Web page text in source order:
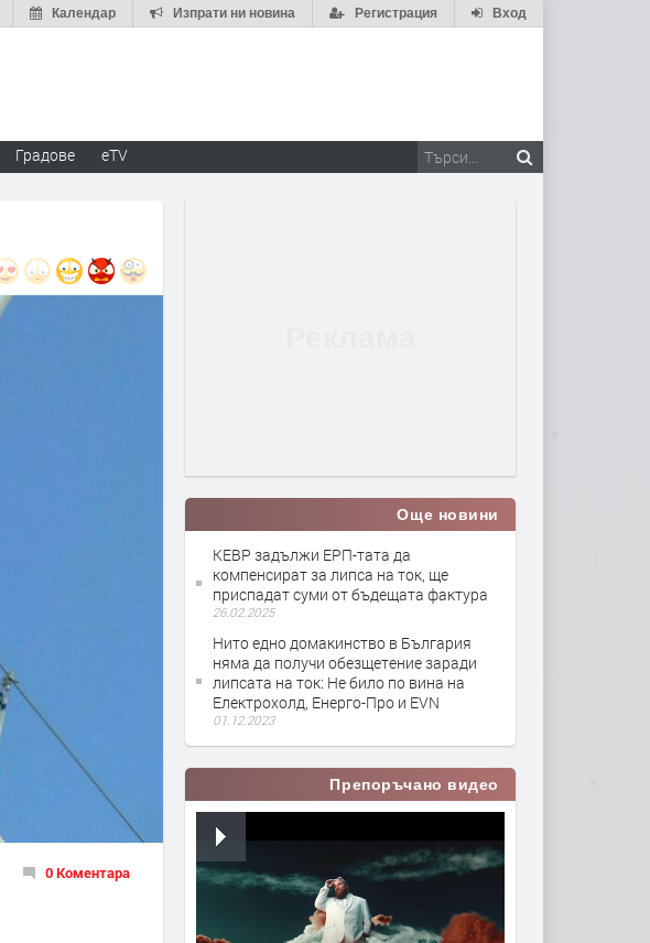
Вход
Регистрация
Изпрати ни новина
Календар
Градове eTV
0 Коментара
Още новини
КЕВР задължи ЕРП-тата да
компенсират за липса на ток, ще
приспадат суми от бъдещата фактура
26.02.2025
Нито едно домакинство в България
няма да получи обезщетение заради
липсата на ток: Не било по вина на
Електрохолд, Енерго-Про и EVN
01.12.2023
Препоръчано видео